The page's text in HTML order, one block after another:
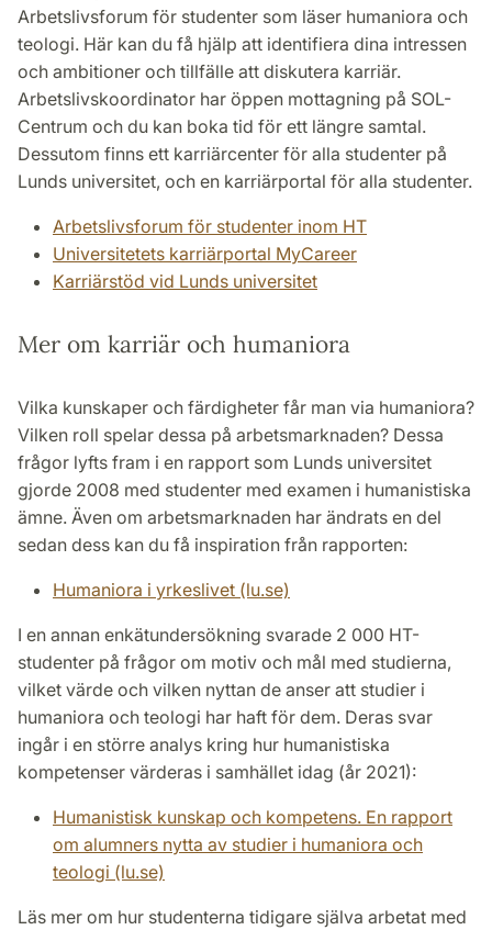
Arbetslivsforum för studenter som läser humaniora och
teologi. Här kan du få hjälp att identifiera dina intressen
och ambitioner och tillfälle att diskutera karriär.
Arbetslivskoordinator har öppen mottagning på SOL-
Centrum och du kan boka tid för ett längre samtal.
Dessutom finns ett karriärcenter för alla studenter på
Lunds universitet, och en karriärportal för alla studenter.
Arbetslivsforum för studenter inom HT
Universitetets karriärportal MyCareer
Karriärstöd vid Lunds universitet
Mer om karriär och humaniora
Vilka kunskaper och färdigheter får man via humaniora?
Vilken roll spelar dessa på arbetsmarknaden? Dessa
frågor lyfts fram i en rapport som Lunds universitet
gjorde 2008 med studenter med examen i humanistiska
ämne. Även om arbetsmarknaden har ändrats en del
sedan dess kan du få inspiration från rapporten:
Humaniora i yrkeslivet (lu.se)
I en annan enkätundersökning svarade 2 000 HT-
studenter på frågor om motiv och mål med studierna,
vilket värde och vilken nyttan de anser att studier i
humaniora och teologi har haft för dem. Deras svar
ingår i en större analys kring hur humanistiska
kompetenser värderas i samhället idag (år 2021):
Humanistisk kunskap och kompetens. En rapport
om alumners nytta av studier i humaniora och
teologi (lu.se)
Läs mer om hur studenterna tidigare själva arbetat med